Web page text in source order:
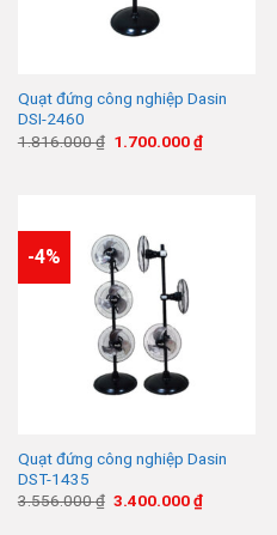
Quạt đứng công nghiệp Dasin
DSI-2460
1.816.000₫ Giá
1.700.000₫Giá
hiện
-4%
Quạt đứng công nghiệp Dasin
DST-1435
3.556.000₫ Giá
3.400.000₫Giá
hiện